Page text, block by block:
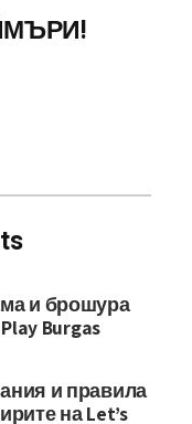
и брошура
Burgas
и правила
на Let’s